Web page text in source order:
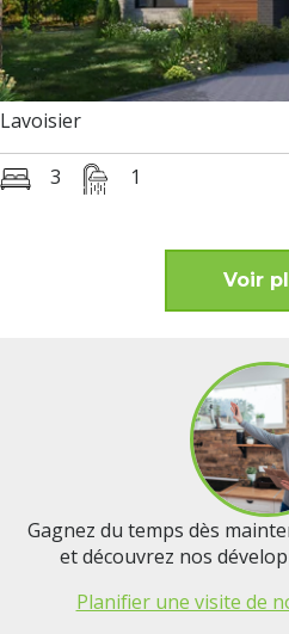
Lavoisier
3 1
Voir
Gagnez du temps dès
et découvrez nos
Planifier une visite de